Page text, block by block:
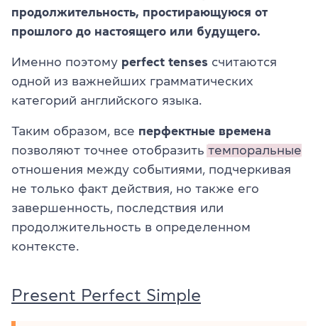
продолжительность, простирающуюся от
прошлого до настоящего или будущего.
Именно поэтому perfect tenses считаются
одной из важнейших грамматических
категорий английского языка.
Таким образом, все перфектные времена
позволяют точнее отобразить темпоральные
отношения между событиями, подчеркивая
не только факт действия, но также его
завершенность, последствия или
продолжительность в определенном
контексте.
Present Perfect Simple